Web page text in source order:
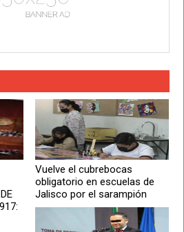
Vuelve el cubrebocas
obligatorio en escuelas de
Jalisco por el sarampión